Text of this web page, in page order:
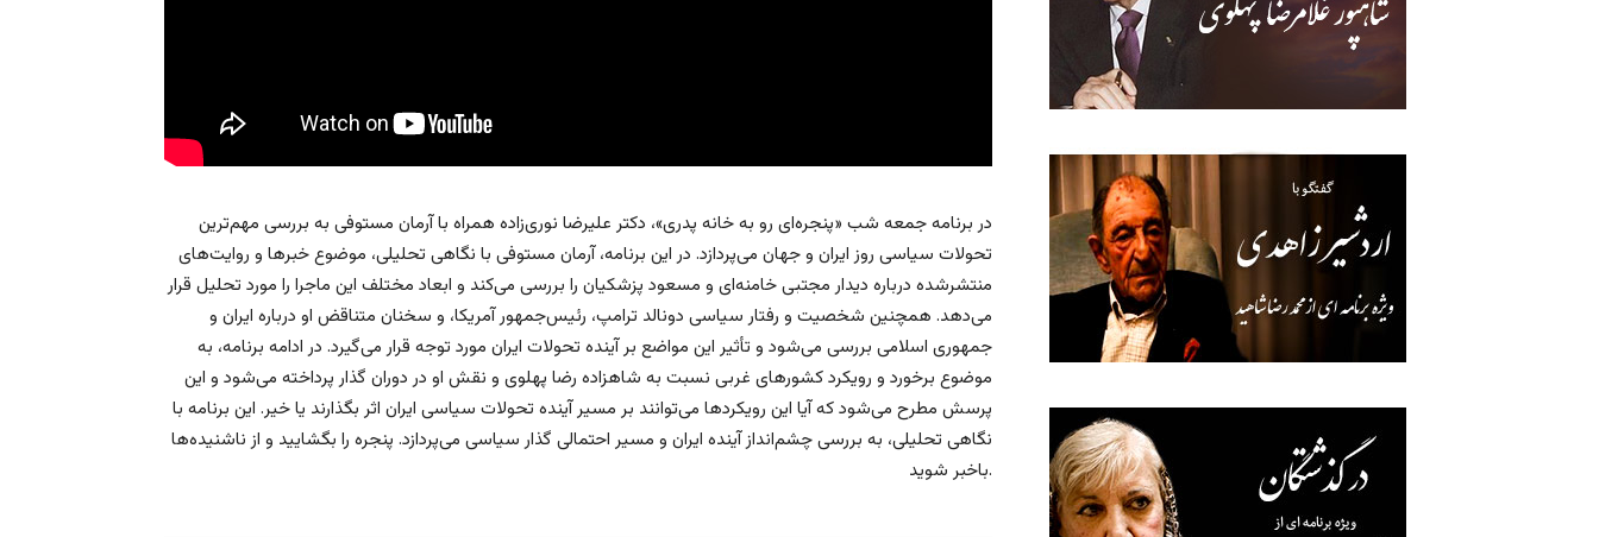
در برنامه جمعه شب «پنجره‌ای رو به خانه پدری»، دکتر علیرضا نوری‌زاده همراه با آرمان مستوفی به بررسی مهم‌ترین
تحولات سیاسی روز ایران و جهان می‌پردازد. در این برنامه، آرمان مستوفی با نگاهی تحلیلی، موضوع خبرها و روایت‌های
منتشرشده درباره دیدار مجتبی خامنه‌ای و مسعود پزشکیان را بررسی می‌کند و ابعاد مختلف این ماجرا را مورد تحلیل قرار
می‌دهد. همچنین شخصیت و رفتار سیاسی دونالد ترامپ، رئیس‌جمهور آمریکا، و سخنان متناقض او درباره ایران و
جمهوری اسلامی بررسی می‌شود و تأثیر این مواضع بر آینده تحولات ایران مورد توجه قرار می‌گیرد. در ادامه برنامه، به
موضوع برخورد و رویکرد کشورهای غربی نسبت به شاهزاده رضا پهلوی و نقش او در دوران گذار پرداخته می‌شود و این
پرسش مطرح می‌شود که آیا این رویکردها می‌توانند بر مسیر آینده تحولات سیاسی ایران اثر بگذارند یا خیر. این برنامه با
نگاهی تحلیلی، به بررسی چشم‌انداز آینده ایران و مسیر احتمالی گذار سیاسی می‌پردازد. پنجره را بگشایید و از ناشنیده‌ها
باخبر شوید.